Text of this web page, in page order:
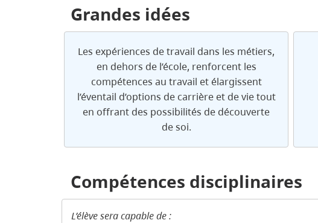
Grandes idées
Les expériences de travail dans les métiers,
en dehors de l’école, renforcent les
compétences au travail et élargissent
l’éventail d’options de carrière et de vie tout
en offrant des possibilités de découverte
de soi.
Compétences disciplinaires
L’élève sera capable de :